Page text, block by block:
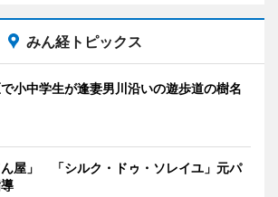
みん経トピックス
小中学生が逢妻男川沿いの遊歩道の樹名
屋」 「シルク・ドゥ・ソレイユ」元パ